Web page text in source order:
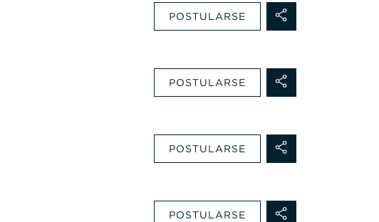
POSTULARSE
POSTULARSE
POSTULARSE
POSTULARSE